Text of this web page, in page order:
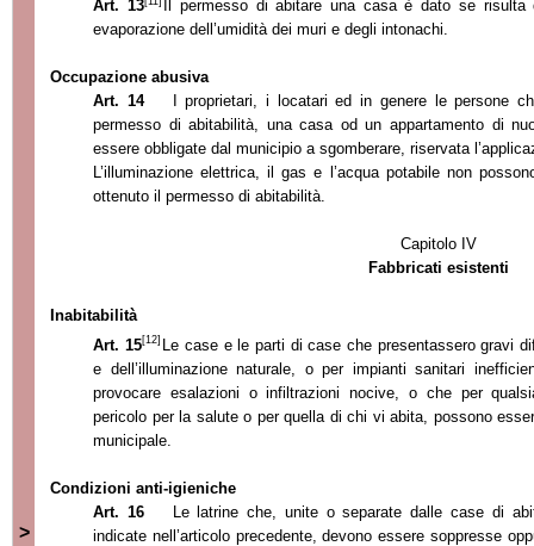
>
Art. 13 Il permesso di abitare una casa è dato se risulta
evaporazione dell’umidità dei muri e degli intonachi.
Occupazione abusiva
Art. 14
I proprietari, i locatari ed in genere le persone
permesso di abitabilità, una casa od un appartamento di
essere obbligate dal municipio a sgomberare, riservata l’
L’illuminazione elettrica, il gas e l’acqua potabile non
ottenuto il permesso di abitabilità.
Capitolo IV
Fabbricati esistenti
Inabitabilità
Art. 15[12] Le case e le parti di case che presentassero gravi
e dell’illuminazione naturale, o per impianti sanitari
provocare esalazioni o infiltrazioni nocive, o che per
pericolo per la salute o per quella di chi vi abita, possono
municipale.
Condizioni anti-igieniche
Art. 16
Le latrine che, unite o separate dalle case di
indicate nell’articolo precedente, devono essere soppresse